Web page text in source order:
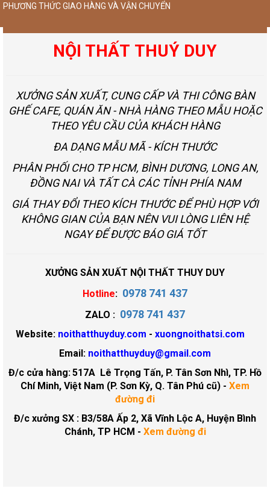
PHƯƠNG THỨC GIAO HÀNG VÀ VẬN CHUYỂN
NỘI THẤT THUÝ DUY
XƯỞNG SẢN XUẤT, CUNG CẤP VÀ THI CÔNG BÀN
GHẾ CAFE, QUÁN ĂN - NHÀ HÀNG THEO MẪU HOẶC
THEO YÊU CẦU CỦA KHÁCH HÀNG
ĐA DẠNG MẪU MÃ - KÍCH THƯỚC
PHÂN PHỐI CHO TP HCM, BÌNH DƯƠNG, LONG AN,
ĐỒNG NAI VÀ TẤT CÀ CÁC TỈNH PHÍA NAM
GIÁ THAY ĐỔI THEO KÍCH THƯỚC ĐỂ PHÙ HỢP VỚI
KHÔNG GIAN CỦA BẠN NÊN VUI LÒNG LIÊN HỆ
NGAY ĐỂ ĐƯỢC BÁO GIÁ TỐT
XƯỞNG SẢN XUẤT NỘI THẤT THUY DUY
Hotline: 0978 741 437
ZALO : 0978 741 437
Website: noithatthuyduy.com - xuongnoithatsi.com
Email: noithatthuyduy@gmail.com
Đ/c cửa hàng:517A Lê Trọng Tấn, P. Tân Sơn Nhì, TP. Hồ
Chí Minh, Việt Nam (P. Sơn Kỳ, Q. Tân Phú cũ) - Xem
đường đi
Đ/c xưởng SX : B3/58A Ấp 2, Xã Vĩnh Lộc A, Huyện Bình
Chánh, TP HCM - Xem đường đi